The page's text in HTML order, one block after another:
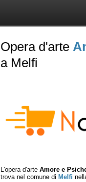
Opera d'arte
a Melfi
L'opera d'arte Amore e
trova nel comune di Melfi